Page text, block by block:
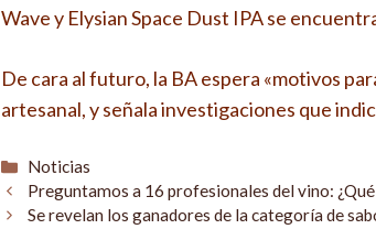
Wave y Elysian Space Dust IPA se
De cara al futuro, la BA espera «motivos
artesanal, y señala investigaciones que
Categorías
Noticias
Preguntamos a 16 profesionales del vino:
Se revelan los ganadores de la categoría de